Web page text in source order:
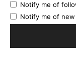
Notify me of
Notify me of